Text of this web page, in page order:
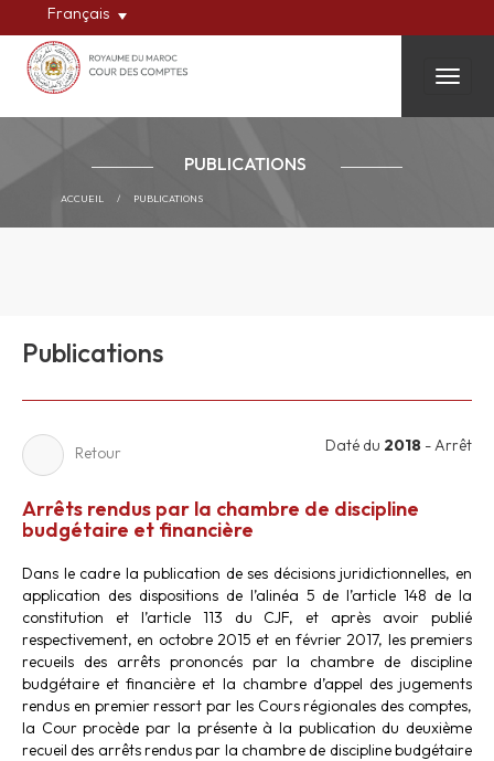
Français
PUBLICATIONS
ACCUEIL / PUBLICATIONS
Publications
Retour Daté du 2018 - Arrêt
Arrêts rendus par la chambre de discipline
budgétaire et financière
Dans le cadre la publication de ses décisions juridictionnelles, en
application des dispositions de l’alinéa 5 de l’article 148 de la
constitution et l’article 113 du CJF, et après avoir publié
respectivement, en octobre 2015 et en février 2017, les premiers
recueils des arrêts prononcés par la chambre de discipline
budgétaire et financière et la chambre d’appel des jugements
rendus en premier ressort par les Cours régionales des comptes,
la Cour procède par la présente à la publication du deuxième
recueil des arrêts rendus par la chambre de discipline budgétaire